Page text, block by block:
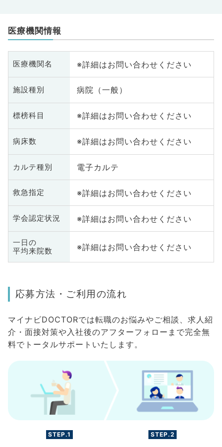
医療機関情報
医療機関名 ※詳細はお問い合わせください
施設種別 病院（一般）
標榜科目 ※詳細はお問い合わせください
病床数 ※詳細はお問い合わせください
カルテ種別 電子カルテ
救急指定 ※詳細はお問い合わせください
学会認定状況 ※詳細はお問い合わせください
一日の
平均来院数
※詳細はお問い合わせください
応募方法・ご利用の流れ
マイナビDOCTORでは転職のお悩みやご相談、求人紹
介・面接対策や入社後のアフターフォローまで完全無
料でトータルサポートいたします。
STEP.1 STEP.2